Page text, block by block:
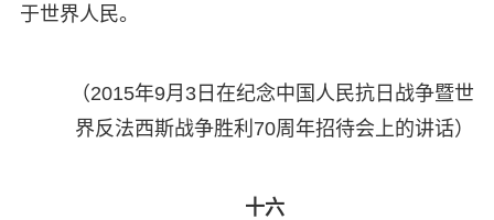
于世界人民。
（2015年9月3日在纪念中国人民抗日战争暨世
界反法西斯战争胜利70周年招待会上的讲话）
十六